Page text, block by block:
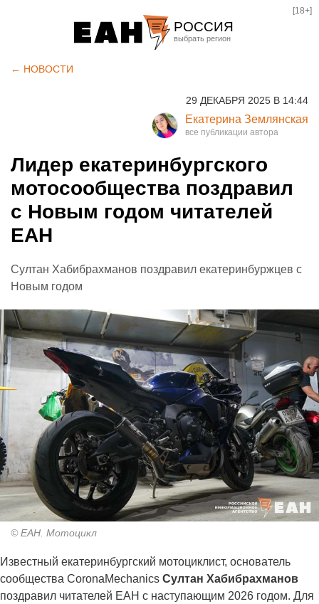
РОССИЯ
Курган
Оренбург
[18+]
← НОВОСТИ
29 ДЕКАБРЯ 2025 В 14:44
Екатерина Землянская
Лидер екатеринбургского
мотосообщества поздравил
с Новым годом читателей
ЕАН
Султан Хабибрахманов поздравил екатеринбуржцев с
Новым годом
© ЕАН. Мотоцикл
Известный екатеринбургский мотоциклист, основатель
сообщества CoronaMechanics Султан Хабибрахманов
поздравил читателей ЕАН с наступающим 2026 годом. Для